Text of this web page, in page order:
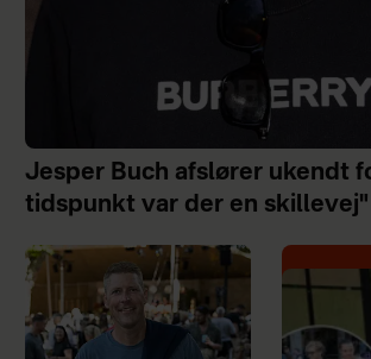
Jesper Buch afslører ukendt
tidspunkt var der en skillevej"